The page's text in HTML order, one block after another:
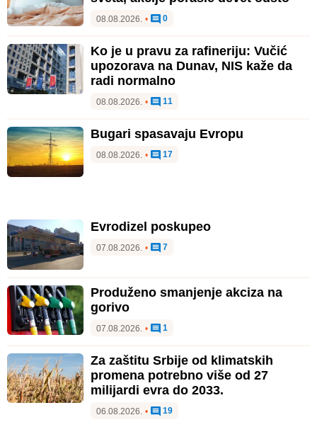
08.08.2026. • 0
Ko je u pravu za rafineriju: Vučić
upozorava na Dunav, NIS kaže da
radi normalno
08.08.2026. • 11
Bugari spasavaju Evropu
08.08.2026. • 17
Evrodizel poskupeo
07.08.2026. • 7
Produženo smanjenje akciza na
gorivo
07.08.2026. • 1
Za zaštitu Srbije od klimatskih
promena potrebno više od 27
milijardi evra do 2033.
06.08.2026. • 19